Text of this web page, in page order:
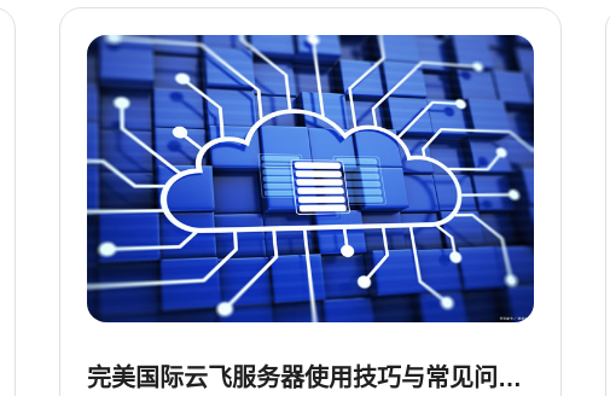
完美国际云飞服务器使用技巧与常见问题